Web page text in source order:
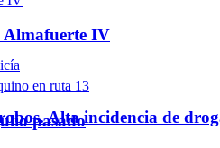
Alta incidencia de
Almafuerte IV
pasado